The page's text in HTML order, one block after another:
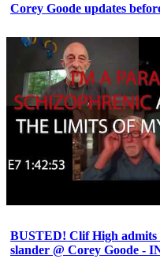
Corey Goode updates
BUSTED! Clif High
slander @ Corey Goode -